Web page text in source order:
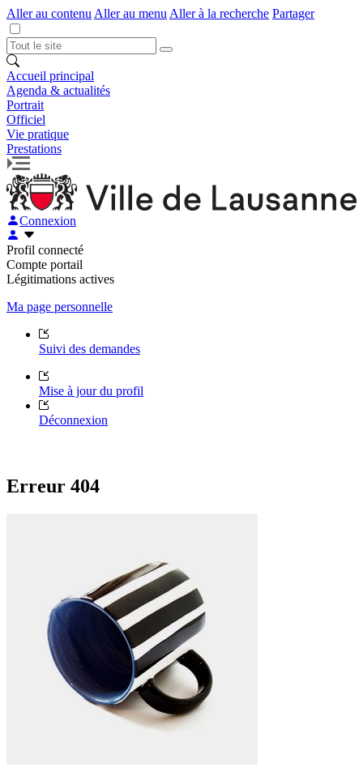
Aller au contenu Aller au menu Aller à la recherche Partager
Accueil principal
Agenda & actualités
Portrait
Officiel
Vie pratique
Prestations
Connexion
Profil connecté
Compte portail
Légitimations actives
Ma page personnelle
Suivi des demandes
Mise à jour du profil
Déconnexion
Erreur 404